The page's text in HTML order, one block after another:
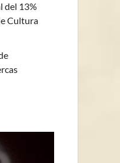
del 13%
Cultura